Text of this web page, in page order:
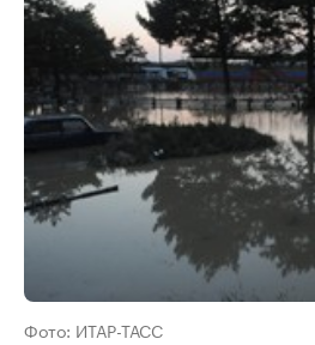
Фото: ИТАР-ТАСС